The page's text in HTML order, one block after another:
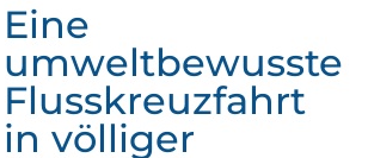
Eine
umweltbewusste
Flusskreuzfahrt
in völliger